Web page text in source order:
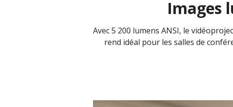
Images
Avec 5 200 lumens ANSI, le
rend idéal pour les salles de